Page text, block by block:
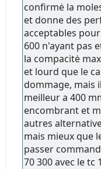
confirmė la
et donne des
acceptables
600 n'ayant pas
la compacitė
et lourd que le
dommage, mais
meilleur a 400
encombrant et
autres
mais mieux que
passer
70 300 avec le tc